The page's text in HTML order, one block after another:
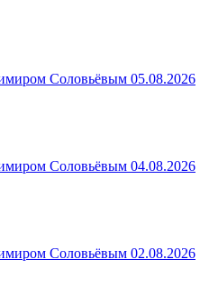
Соловьёвым 05.08.2026
Соловьёвым 04.08.2026
Соловьёвым 02.08.2026